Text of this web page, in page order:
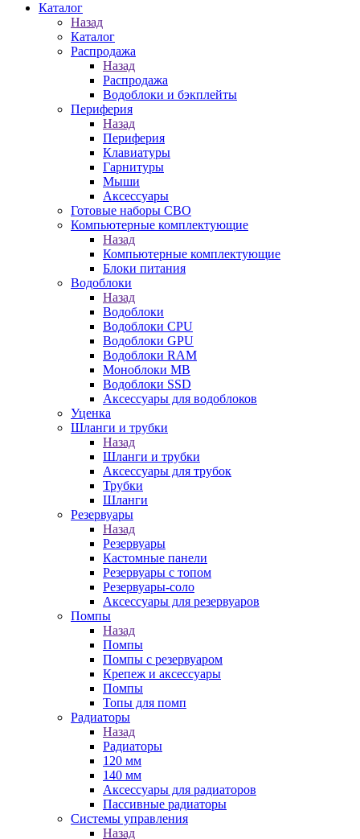
Каталог
Назад
Каталог
Распродажа
Назад
Распродажа
Водоблоки и бэкплейты
Периферия
Назад
Периферия
Клавиатуры
Гарнитуры
Мыши
Аксессуары
Готовые наборы СВО
Компьютерные комплектующие
Назад
Компьютерные комплектующие
Блоки питания
Водоблоки
Назад
Водоблоки
Водоблоки CPU
Водоблоки GPU
Водоблоки RAM
Моноблоки MB
Водоблоки SSD
Аксессуары для водоблоков
Уценка
Шланги и трубки
Назад
Шланги и трубки
Аксессуары для трубок
Трубки
Шланги
Резервуары
Назад
Резервуары
Кастомные панели
Резервуары с топом
Резервуары-соло
Аксессуары для резервуаров
Помпы
Назад
Помпы
Помпы с резервуаром
Крепеж и аксессуары
Помпы
Топы для помп
Радиаторы
Назад
Радиаторы
120 мм
140 мм
Аксессуары для радиаторов
Пассивные радиаторы
Системы управления
Назад